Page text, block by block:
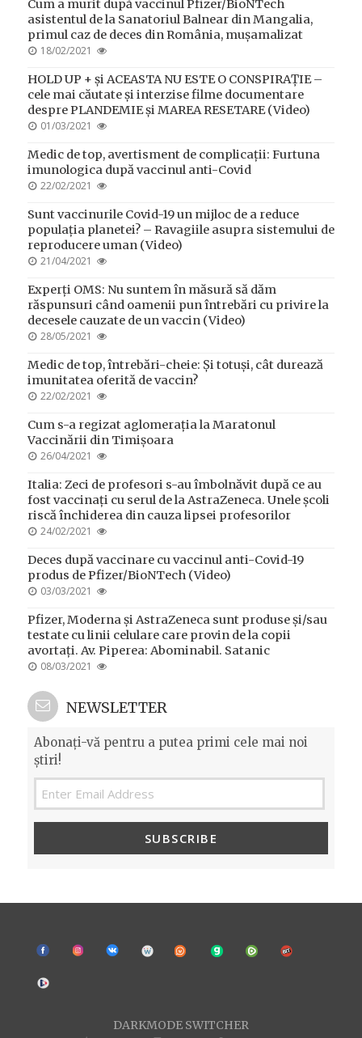
Cum a murit după vaccinul Pfizer/BioNTech
asistentul de la Sanatoriul Balnear din Mangalia,
primul caz de deces din România, mușamalizat
POSTED
18/02/2021
HOLD UP + și ACEASTA NU ESTE O CONSPIRAȚIE –
cele mai căutate și interzise filme documentare
despre PLANDEMIE și MAREA RESETARE (Video)
POSTED
01/03/2021
Medic de top, avertisment de complicații: Furtuna
imunologica după vaccinul anti-Covid
POSTED
22/02/2021
Sunt vaccinurile Covid-19 un mijloc de a reduce
populația planetei? – Ravagiile asupra sistemului de
reproducere uman (Video)
POSTED
21/04/2021
Experți OMS: Nu suntem în măsură să dăm
răspunsuri când oamenii pun întrebări cu privire la
decesele cauzate de un vaccin (Video)
POSTED
28/05/2021
Medic de top, întrebări-cheie: Și totuși, cât durează
imunitatea oferită de vaccin?
POSTED
22/02/2021
Cum s-a regizat aglomerația la Maratonul
Vaccinării din Timișoara
POSTED
26/04/2021
Italia: Zeci de profesori s-au îmbolnăvit după ce au
fost vaccinați cu serul de la AstraZeneca. Unele școli
riscă închiderea din cauza lipsei profesorilor
POSTED
24/02/2021
Deces după vaccinare cu vaccinul anti-Covid-19
produs de Pfizer/BioNTech (Video)
POSTED
03/03/2021
Pfizer, Moderna și AstraZeneca sunt produse și/sau
testate cu linii celulare care provin de la copii
avortați. Av. Piperea: Abominabil. Satanic
POSTED
08/03/2021
NEWSLETTER
Abonați-vă pentru a putea primi cele mai noi
știri!
SUBSCRIBE
DARKMODE SWITCHER